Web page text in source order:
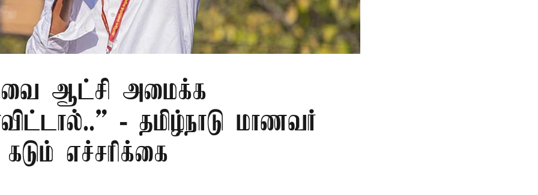
ஆட்சி அமைக்க
- தமிழ்நாடு மாணவர்
எச்சரிக்கை